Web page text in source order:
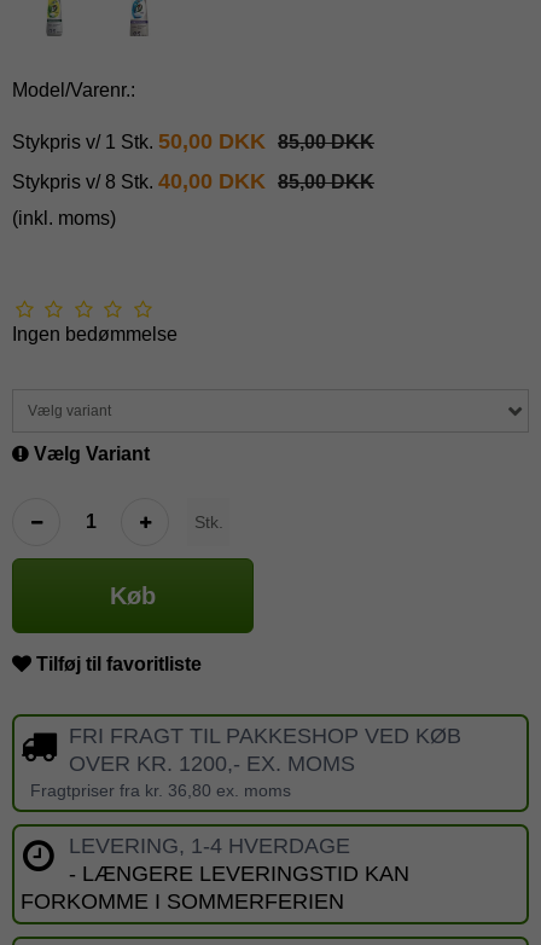
Model/Varenr.:
Stykpris v/ 1 Stk. 50,00 DKK 85,00 DKK
Stykpris v/ 8 Stk. 40,00 DKK 85,00 DKK
(inkl. moms)
Ingen bedømmelse
Vælg variant
Vælg Variant
Stk.
Køb
Tilføj til favoritliste
FRI FRAGT TIL PAKKESHOP VED KØB
OVER KR. 1200,- EX. MOMS
Fragtpriser fra kr. 36,80 ex. moms
LEVERING, 1-4 HVERDAGE
- LÆNGERE LEVERINGSTID KAN
FORKOMME I SOMMERFERIEN